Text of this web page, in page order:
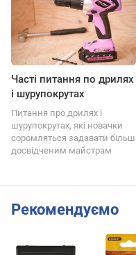
Часті питання по дрилях
і шурупокрутах
Питання про дрилях і
шурупокрутах, які новачки
соромляться задавати більш
досвідченим майстрам
Рекомендуємо